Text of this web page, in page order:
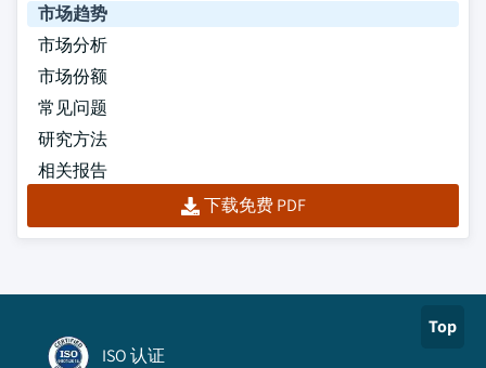
市场趋势
市场分析
市场份额
常见问题
研究方法
相关报告
下载免费 PDF
Top
ISO 认证